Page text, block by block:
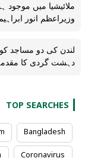
ملائیشیا میں موجود
وزیراعظم انور
دہشت گردی کا
TOP SEARCHES
Bangladesh
Coronavirus